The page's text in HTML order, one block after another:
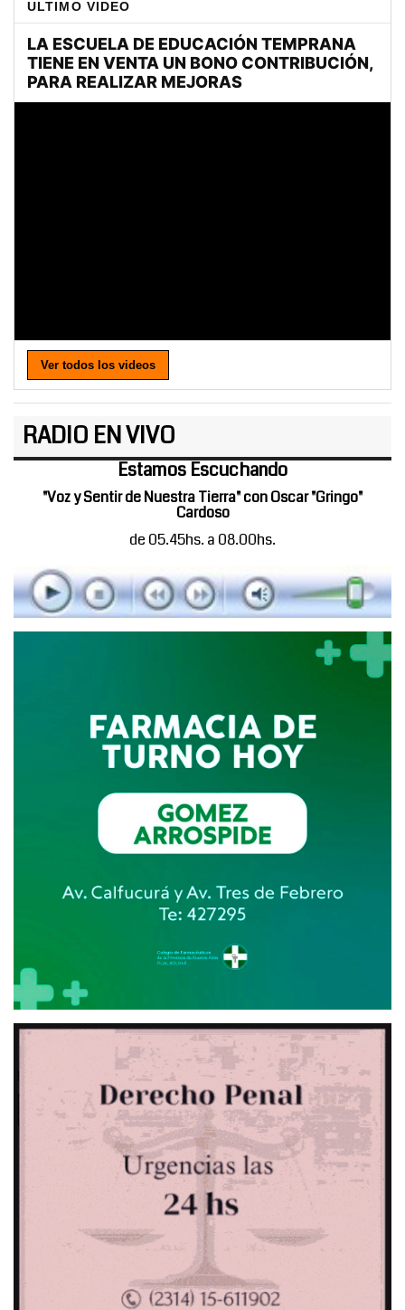
ULTIMO VIDEO
Ver todos los videos
RADIO EN VIVO
Estamos Escuchando
"Voz y Sentir de Nuestra Tierra" con Oscar "Gringo"
Cardoso
de 05.45hs. a 08.00hs.